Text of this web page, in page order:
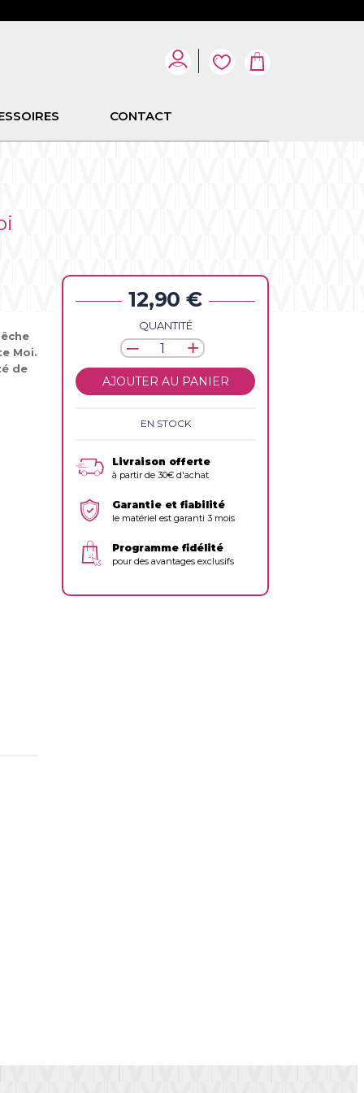
CONTACT
Moi.
de
12,90 €
QUANTITÉ
AJOUTER AU PANIER
EN STOCK
Livraison offerte
à partir de 30€ d'achat
Garantie et fiabilité
le matériel est garanti 3 mois
Programme fidélité
pour des avantages exclusifs